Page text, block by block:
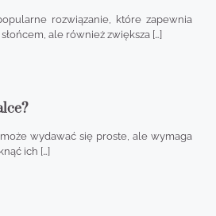
rozwiązanie, które zapewnia
ale również zwiększa […]
wydawać się proste, ale wymaga
ich […]